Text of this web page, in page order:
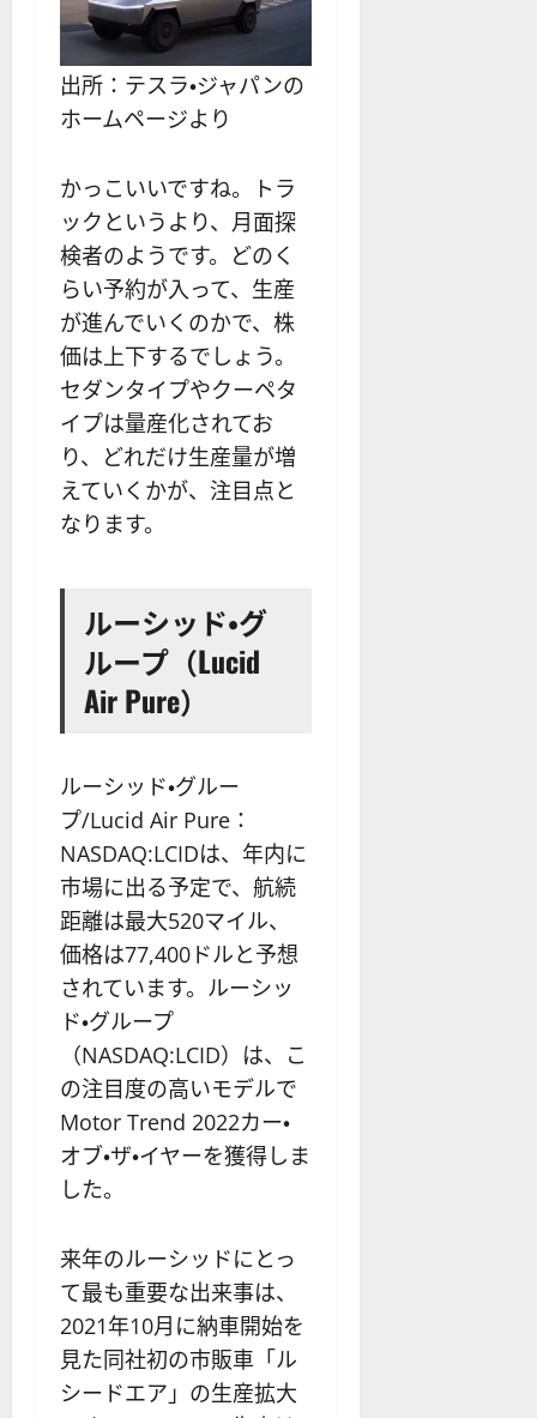
出所：テスラ・ジャパンの
ホームページより
かっこいいですね。トラ
ックというより、月面探
検者のようです。どのく
らい予約が入って、生産
が進んでいくのかで、株
価は上下するでしょう。
セダンタイプやクーペタ
イプは量産化されてお
り、どれだけ生産量が増
えていくかが、注目点と
なります。
ルーシッド・グ
ループ（Lucid
Air Pure）
ルーシッド・グルー
プ/Lucid Air Pure：
NASDAQ:LCIDは、年内に
市場に出る予定で、航続
距離は最大520マイル、
価格は77,400ドルと予想
されています。ルーシッ
ド・グループ
（NASDAQ:LCID）は、こ
の注目度の高いモデルで
Motor Trend 2022カー・
オブ・ザ・イヤーを獲得しま
した。
来年のルーシッドにとっ
て最も重要な出来事は、
2021年10月に納車開始を
見た同社初の市販車「ル
シードエア」の生産拡大